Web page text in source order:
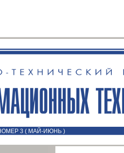
3 ( МАЙ-ИЮНЬ )